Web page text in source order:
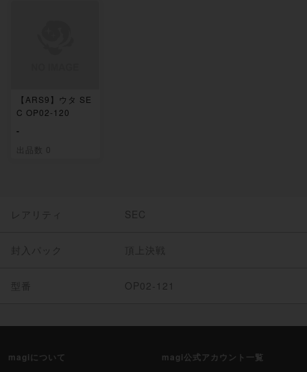
【ARS9】ウタ SE
C OP02-120
-
出品数 0
レアリティ SEC
封入パック 頂上決戦
型番 OP02-121
magiについて magi公式アカウント一覧